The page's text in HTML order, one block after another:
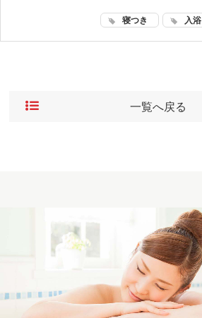
寝つき 入浴
一覧へ戻る